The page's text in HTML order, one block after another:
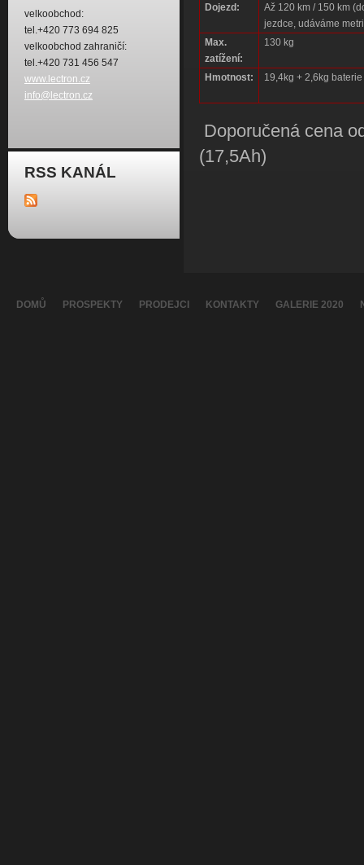
velkoobchod:
tel.+420 773 694 825
velkoobchod zahraničí:
tel.+420 731 456 547
www.lectron.cz
info@lectron.cz
RSS KANÁL
Dojezd:
Až 120 km / 150 km
jezdce, udáváme
Max.
zatížení:
130 kg
Hmotnost: 19,4kg + 2,6kg baterie
Doporučená cena
(17,5Ah)
DOMŮ PROSPEKTY PRODEJCI KONTAKTY GALERIE 2020